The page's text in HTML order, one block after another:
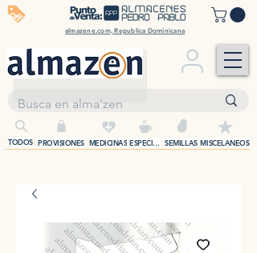
almazene.com, Republica Dominicana
off
+
PROVISIONES MEDICINAS SEMILLAS
ESPECIAS MISCELANEOS
TODOS